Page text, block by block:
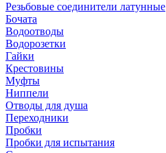
Резьбовые соединители латунные
Бочата
Водоотводы
Водорозетки
Гайки
Крестовины
Муфты
Ниппели
Отводы для душа
Переходники
Пробки
Пробки для испытания